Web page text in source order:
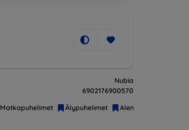
Nubia
6902176900570
Matkapuhelimet Älypuhelimet Alennusmyynti